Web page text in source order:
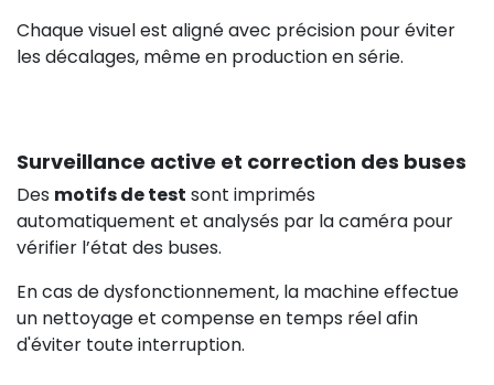
2
Chaque visuel est aligné avec précision pour éviter
les décalages, même en production en série.
Surveillance active et correction des buses
Des motifs de test sont imprimés
automatiquement et analysés par la caméra pour
vérifier l’état des buses.
En cas de dysfonctionnement, la machine effectue
un nettoyage et compense en temps réel afin
d'éviter toute interruption.